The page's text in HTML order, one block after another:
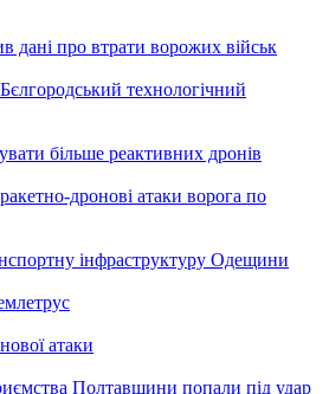
дані про втрати ворожих військ
технологічний
більше реактивних дронів
дронові атаки ворога по
інфраструктуру Одещини
атаки
Полтавщини попали під удар